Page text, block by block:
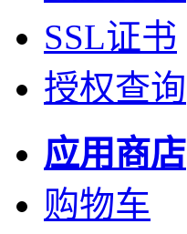
SSL证书
授权查询
应用商店
购物车